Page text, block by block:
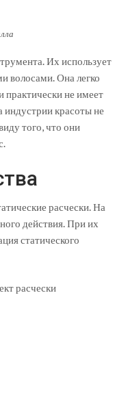
Их использует
волосами. Она легко
практически не имеет
индустрии красоты не
того, что они
расчески. На
действия. При их
статического